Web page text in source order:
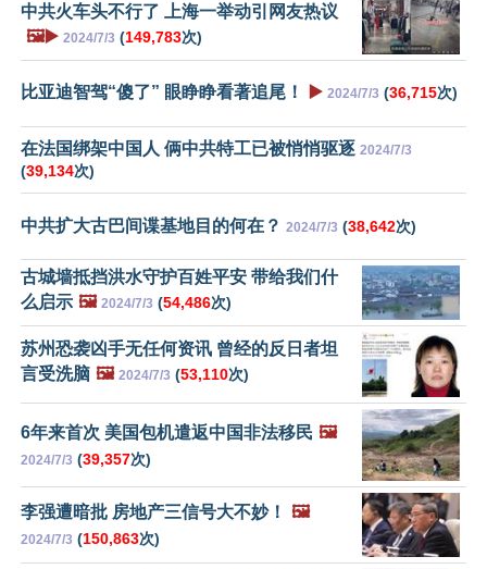
中共火车头不行了 上海一举动引网友热议
🖼️▶️ 2024/7/3 (149,783次)
比亚迪智驾“傻了” 眼睁睁看著追尾！ ▶️ 2024/7/3 (36,715次)
在法国绑架中国人 俩中共特工已被悄悄驱逐 2024/7/3
(39,134次)
中共扩大古巴间谍基地目的何在？ 2024/7/3 (38,642次)
古城墙抵挡洪水守护百姓平安 带给我们什
么启示 🖼️ 2024/7/3 (54,486次)
苏州恐袭凶手无任何资讯 曾经的反日者坦
言受洗脑 🖼️ 2024/7/3 (53,110次)
6年来首次 美国包机遣返中国非法移民 🖼️
2024/7/3 (39,357次)
李强遭暗批 房地产三信号大不妙！ 🖼️
2024/7/3 (150,863次)